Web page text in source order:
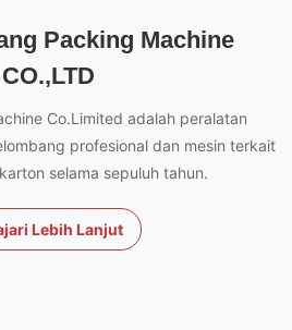
Packing Machine
CO.,LTD
Co.Limited adalah peralatan
profesional dan mesin terkait
selama sepuluh tahun.
Lebih Lanjut